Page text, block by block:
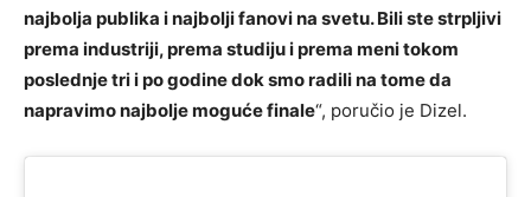
najbolja publika i najbolji fanovi na svetu. Bili ste strpljivi
prema industriji, prema studiju i prema meni tokom
poslednje tri i po godine dok smo radili na tome da
napravimo najbolje moguće finale“, poručio je Dizel.